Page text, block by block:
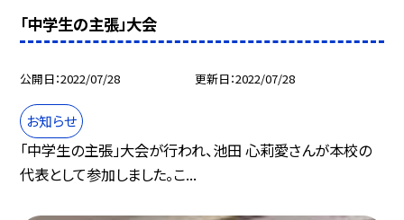
「中学生の主張」大会
公開日 2022/07/28 更新日 2022/07/28
お知らせ
「中学生の主張」大会が行われ、池田 心莉愛さんが本校の
代表として参加しました。こ...